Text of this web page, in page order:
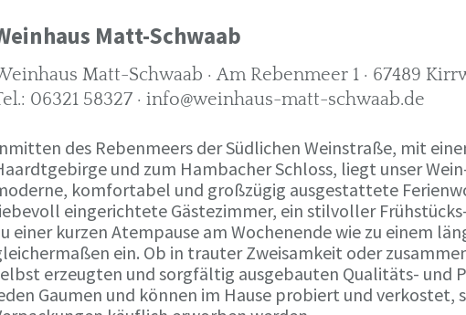
Matt-Schwaab
Matt-Schwaab · Am Rebenmeer 1 · 67489
06321 58327 · info@weinhaus-matt-schwaab.de
des Rebenmeers der Südlichen Weinstraße, mit
und zum Hambacher Schloss, liegt unser
komfortabel und großzügig ausgestattete
eingerichtete Gästezimmer, ein stilvoller
einer kurzen Atempause am Wochenende wie zu einem
ein. Ob in trauter Zweisamkeit oder
erzeugten und sorgfältig ausgebauten Qualitäts- und
Gaumen und können im Hause probiert und verkostet,